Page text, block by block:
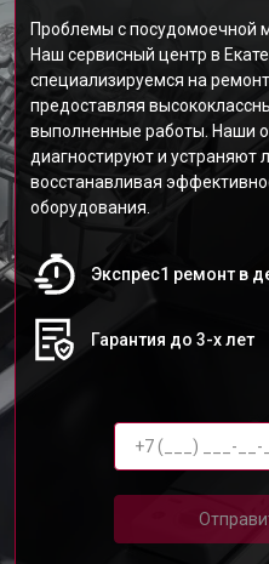
Проблемы с посудомоечной
Наш сервисный центр в
специализируемся на
предоставляя
выполненные работы. Наши
диагностируют и устраняют
восстанавливая
оборудования.
Экспрес1 ремонт в
Гарантия до 3-х лет